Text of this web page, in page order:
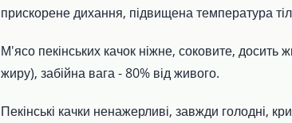
прискорене дихання, підвищена температура
М'ясо пекінських качок ніжне, соковите,
жиру), забійна вага - 80% від живого.
Пекінські качки ненажерливі, завжди голодні,